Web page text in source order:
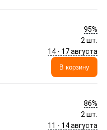
95%
2 шт.
14 - 17 августа
В корзину
86%
2 шт.
11 - 14 августа